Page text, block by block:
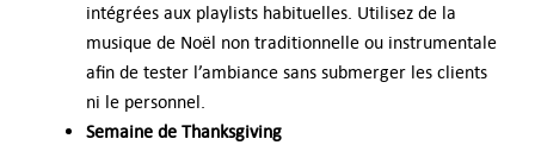
intégrées aux playlists habituelles. Utilisez de la
musique de Noël non traditionnelle ou instrumentale
afin de tester l’ambiance sans submerger les clients
ni le personnel.
Semaine de Thanksgiving